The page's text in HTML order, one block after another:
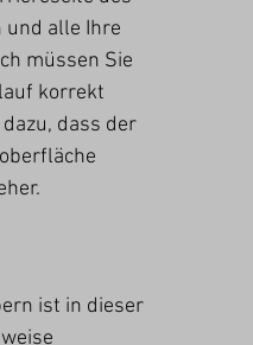
und alle Ihre
müssen Sie
korrekt
dass der
ist in dieser